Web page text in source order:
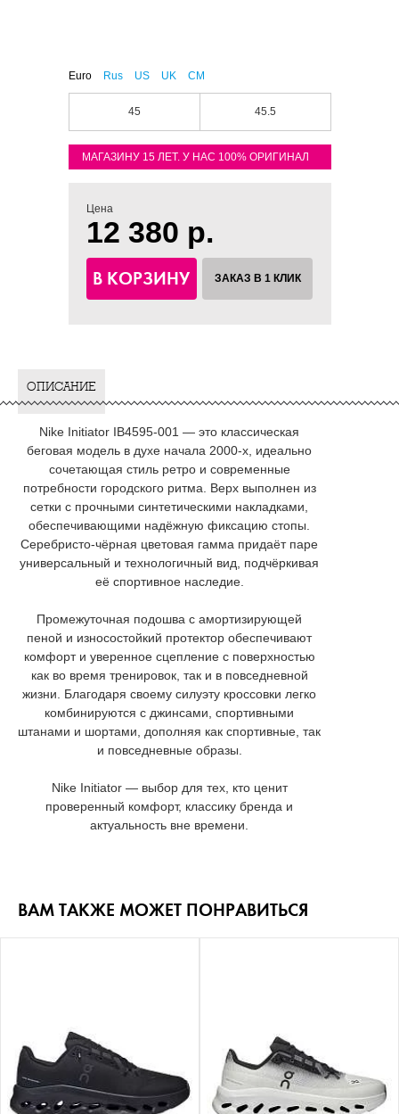
Euro Rus US UK CM
45 45.5
МАГАЗИНУ 15 ЛЕТ. У НАС 100% ОРИГИНАЛ
Цена
12 380 р.
В КОРЗИНУ ЗАКАЗ В 1 КЛИК
ОПИСАНИЕ
Nike Initiator IB4595-001 — это классическая
беговая модель в духе начала 2000-х, идеально
сочетающая стиль ретро и современные
потребности городского ритма. Верх выполнен из
сетки с прочными синтетическими накладками,
обеспечивающими надёжную фиксацию стопы.
Серебристо-чёрная цветовая гамма придаёт паре
универсальный и технологичный вид, подчёркивая
её спортивное наследие.
Промежуточная подошва с амортизирующей
пеной и износостойкий протектор обеспечивают
комфорт и уверенное сцепление с поверхностью
как во время тренировок, так и в повседневной
жизни. Благодаря своему силуэту кроссовки легко
комбинируются с джинсами, спортивными
штанами и шортами, дополняя как спортивные, так
и повседневные образы.
Nike Initiator — выбор для тех, кто ценит
проверенный комфорт, классику бренда и
актуальность вне времени.
ВАМ ТАКЖЕ МОЖЕТ ПОНРАВИТЬСЯ